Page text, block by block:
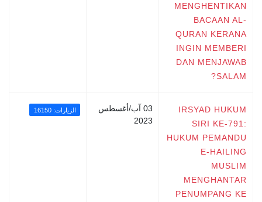
MENGHENTIKAN
BACAAN AL-
QURAN KERANA
INGIN MEMBERI
DAN MENJAWAB
SALAM?
IRSYAD HUKUM
SIRI KE-791:
HUKUM PEMANDU
E-HAILING
MUSLIM
MENGHANTAR
PENUMPANG KE
03 آب/أغسطس
2023
الزيارات: 16150